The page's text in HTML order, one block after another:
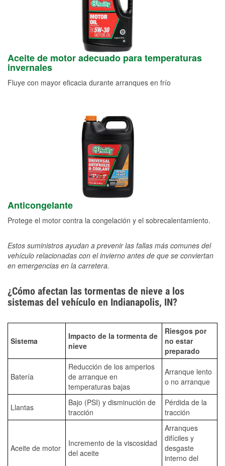
Aceite de motor adecuado para temperaturas
invernales
Fluye con mayor eficacia durante arranques en frío
Anticongelante
Protege el motor contra la congelación y el sobrecalentamiento.
Estos suministros ayudan a prevenir las fallas más comunes del
vehículo relacionadas con el invierno antes de que se conviertan
en emergencias en la carretera.
¿Cómo afectan las tormentas de nieve a los
sistemas del vehículo en Indianapolis, IN?
Sistema
Impacto de la tormenta de
nieve
Riesgos por
no estar
preparado
Batería
Reducción de los amperios
de arranque en
temperaturas bajas
Arranque lento
o no arranque
Llantas
Bajo (PSI) y disminución de
tracción
Pérdida de la
tracción
Aceite de motor
Incremento de la viscosidad
del aceite
Arranques
difíciles y
desgaste
interno del